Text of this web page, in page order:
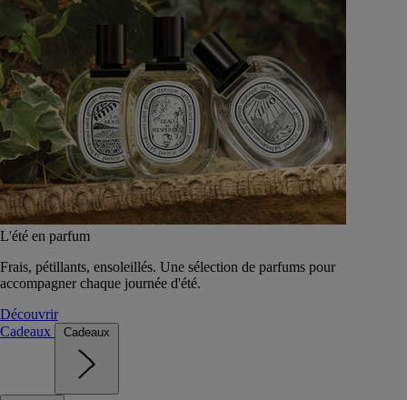
L'été en parfum
Frais, pétillants, ensoleillés. Une sélection de parfums pour
accompagner chaque journée d'été.
Découvrir
Cadeaux
Cadeaux